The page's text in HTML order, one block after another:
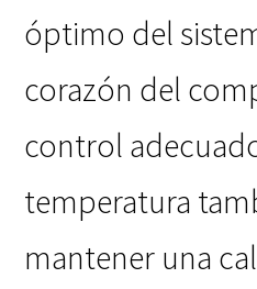
óptimo del
corazón del
control
temperatura
mantener una